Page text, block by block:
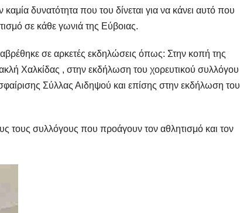
δυνατότητα που του δίνεται για να κάνει αυτό που
σε κάθε γωνιά της Εύβοιας.
σε αρκετές εκδηλώσεις όπως: Στην κοπή της
Χαλκίδας , στην εκδήλωση του χορευτικού συλλόγου
Σύλλας Αιδηψού και επίσης στην εκδήλωση του
τους συλλόγους που προάγουν τον αθλητισμό και τον